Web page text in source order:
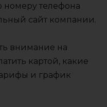
номеру телефона
сайт компании.
внимание на
картой, какие
и график